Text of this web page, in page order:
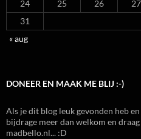
24
25 26 27
31
« aug
DONEER EN MAAK ME BLIJ :-)
Als je dit blog leuk gevonden heb
bijdrage meer dan welkom en
madbello.nl... :D